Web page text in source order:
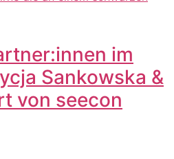
im
Sankowska &
von seecon